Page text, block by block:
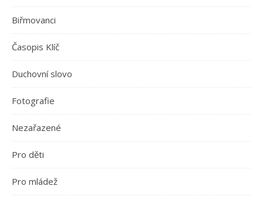
Biřmovanci
Časopis Klíč
Duchovní slovo
Fotografie
Nezařazené
Pro děti
Pro mládež